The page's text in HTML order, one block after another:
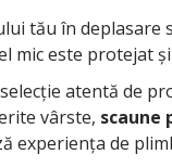
tău în
mic este protejat
atentă de
vârste, scaune
experiența de